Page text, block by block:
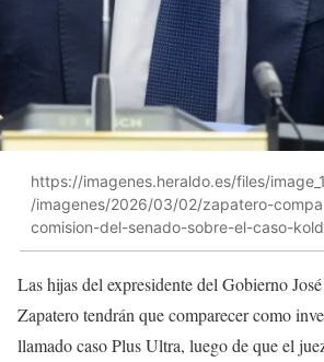
https://imagenes.heraldo.es/files/
/imagenes/2026/03/02/zapatero-
comision-del-senado-sobre-el-caso-
Las hijas del expresidente del Gobierno
Zapatero tendrán que comparecer como
llamado caso Plus Ultra, luego de que el